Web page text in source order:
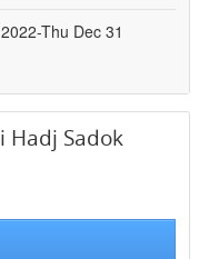
Thu Dec 31
Hadj Sadok